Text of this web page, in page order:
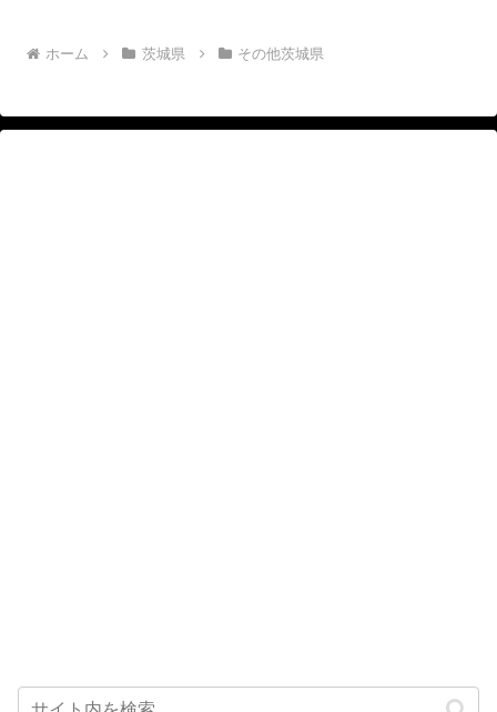
ここを通過すると３０秒くらい車
内が暗くなる取手より先にいく人
ホーム 茨城県 その他茨城県